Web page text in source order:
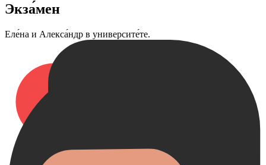
Экза́мен
Еле́на и Алекса́ндр в университе́те.